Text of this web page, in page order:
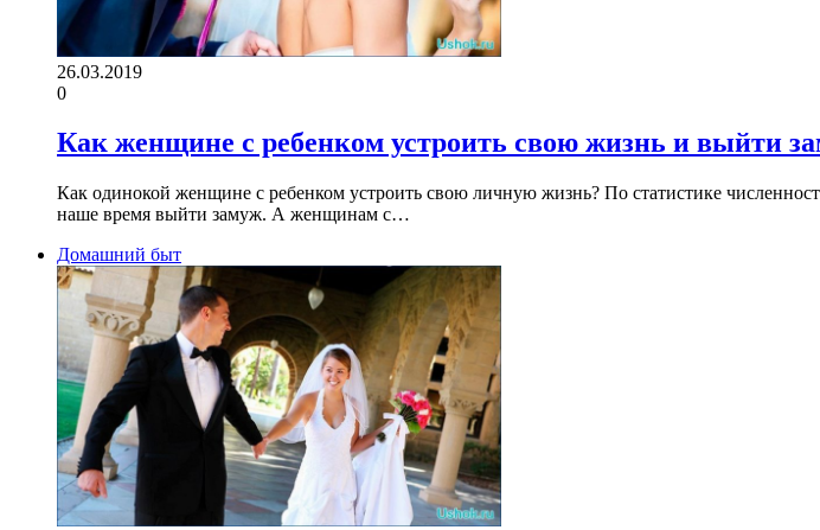
26.03.2019
0
Как женщине с ребенком устроить свою жизнь и выйти
Как одинокой женщине с ребенком устроить свою личную жизнь? По статистике
наше время выйти замуж. А женщинам с…
Домашний быт